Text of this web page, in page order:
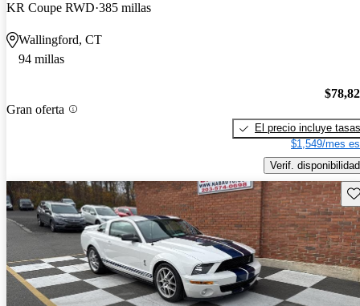
KR Coupe RWD 385 millas
Wallingford, CT
94 millas
Gran oferta
El precio incluye tasas
$1,549/mes
Verif. disponibilidad